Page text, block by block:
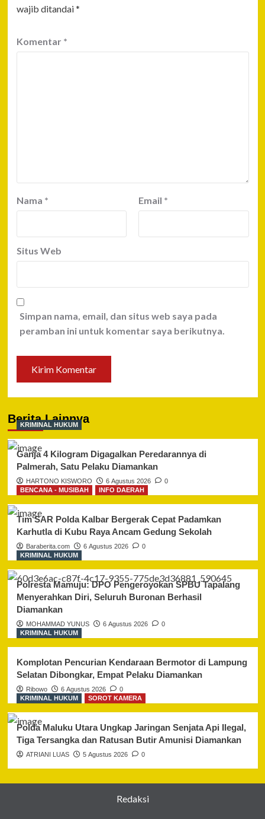
wajib ditandai*
Komentar *
Nama * Email *
Situs Web
Simpan nama, email, dan situs web saya pada
peramban ini untuk komentar saya berikutnya.
Berita Lainnya
KRIMINAL HUKUM
Ganja 4 Kilogram Digagalkan Peredarannya di
Palmerah, Satu Pelaku Diamankan
HARTONO KISWORO 6 Agustus 2026
0
BENCANA - MUSIBAH
INFO DAERAH
Tim SAR Polda Kalbar Bergerak Cepat Padamkan
Karhutla di Kubu Raya Ancam Gedung Sekolah
Baraberita.com 6 Agustus 2026
0
KRIMINAL HUKUM
Polresta Mamuju: DPO Pengeroyokan SPBU Tapalang
Menyerahkan Diri, Seluruh Buronan Berhasil
Diamankan
MOHAMMAD YUNUS 6 Agustus 2026
0
KRIMINAL HUKUM
Komplotan Pencurian Kendaraan Bermotor di Lampung
Selatan Dibongkar, Empat Pelaku Diamankan
Ribowo 6 Agustus 2026
0
KRIMINAL HUKUM
SOROT KAMERA
Polda Maluku Utara Ungkap Jaringan Senjata Api Ilegal,
Tiga Tersangka dan Ratusan Butir Amunisi Diamankan
ATRIANI LUAS 5 Agustus 2026 0
Redaksi